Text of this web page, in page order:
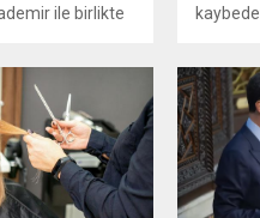
ile birlikte
Çarşı
Başkan
sohbet
işler diledi.
işleyişinin
bakımından
ne
daha
yeniden